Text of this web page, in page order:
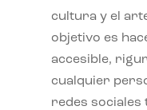
cultura y el
objetivo es
accesible,
cualquier
redes sociales